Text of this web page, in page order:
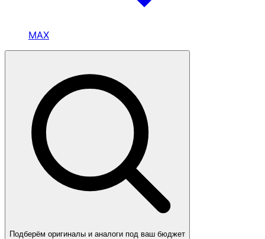
MAX
Подберём оригиналы и аналоги под ваш бюджет